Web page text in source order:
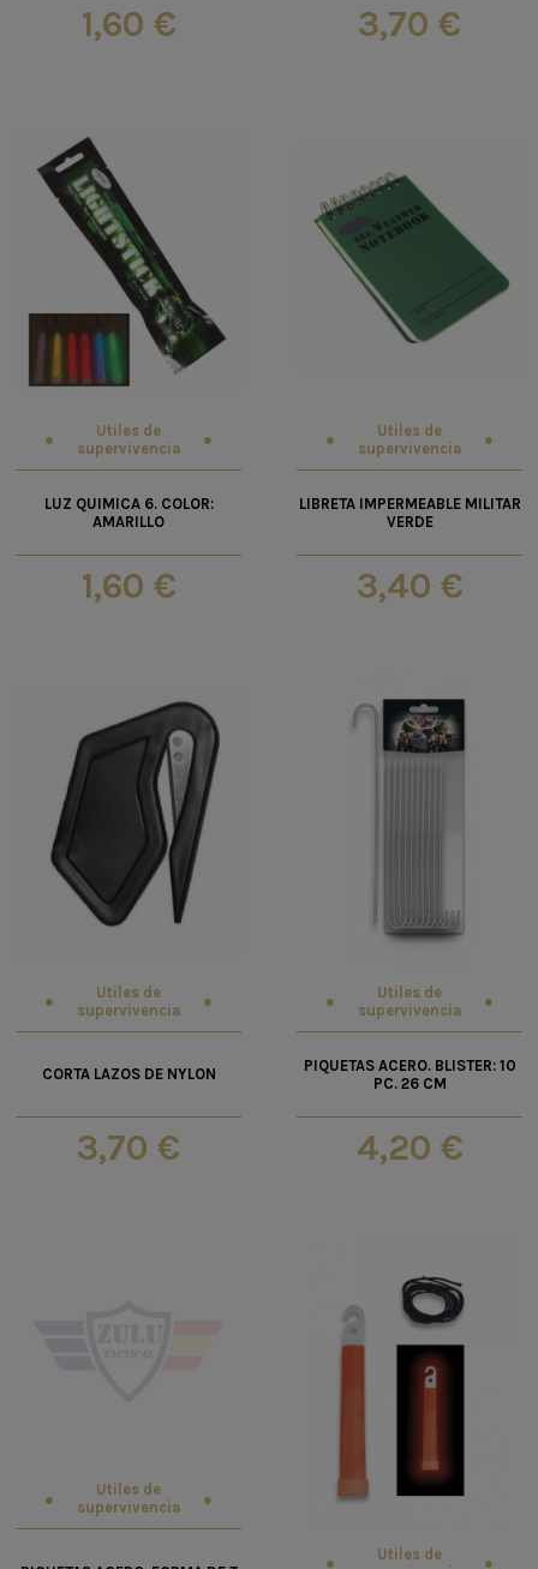
1,60 € 3,70 €
Utiles de
supervivencia
LUZ QUIMICA 6. COLOR:
AMARILLO
1,60 €
Utiles de
supervivencia
LIBRETA IMPERMEABLE MILITAR
VERDE
3,40 €
Utiles de
supervivencia
CORTA LAZOS DE NYLON
3,70 €
Utiles de
supervivencia
PIQUETAS ACERO. BLISTER: 10
PC. 26 CM
4,20 €
Utiles de
supervivencia
Utiles de